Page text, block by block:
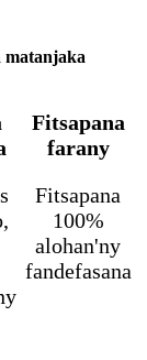
matanjaka
Fitsapana
farany
Fitsapana
100%
alohan'ny
fandefasana